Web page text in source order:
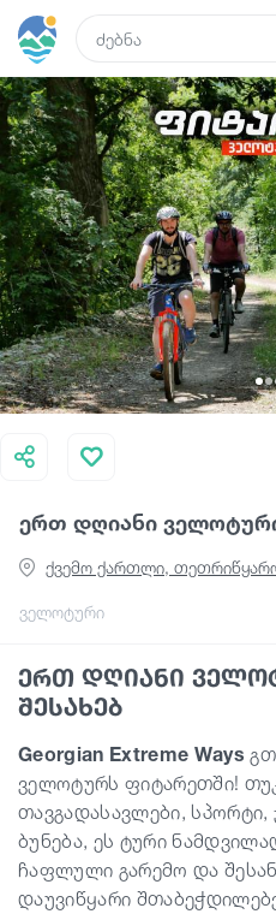
რეგისტრაცია
ტურები
სასტუმროები
ტრანსპორტი
რა ვნახოთ
გიდები
საქართველო
ერთ დღიანი
ველოტური
ქვემო ქართლი,
ერთ დღიანი
შესახებ
Georgian Extreme Ways
ველოტურს ფიტარეთში!
თავგადასავლები, სპორტი,
ბუნება, ეს ტური
ჩაფლული გარემო და
დაუვიწყარი